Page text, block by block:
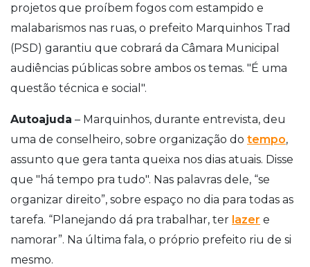
projetos que proíbem fogos com estampido e
malabarismos nas ruas, o prefeito Marquinhos Trad
(PSD) garantiu que cobrará da Câmara Municipal
audiências públicas sobre ambos os temas. "É uma
questão técnica e social".
Autoajuda – Marquinhos, durante entrevista, deu
uma de conselheiro, sobre organização do tempo,
assunto que gera tanta queixa nos dias atuais. Disse
que "há tempo pra tudo". Nas palavras dele, “se
organizar direito”, sobre espaço no dia para todas as
tarefa. “Planejando dá pra trabalhar, ter lazer e
namorar”. Na última fala, o próprio prefeito riu de si
mesmo.